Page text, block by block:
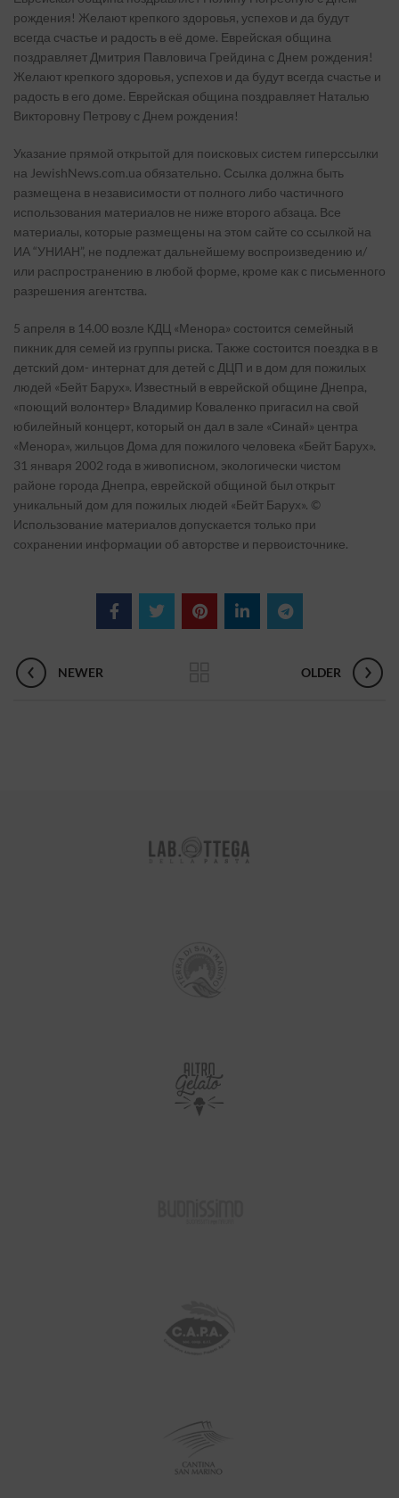
рождения! Желают крепкого здоровья, успехов и да будут
всегда счастье и радость в её доме. Еврейская община
поздравляет Дмитрия Павловича Грейдина с Днем рождения!
Желают крепкого здоровья, успехов и да будут всегда счастье и
радость в его доме. Еврейская община поздравляет Наталью
Викторовну Петрову с Днем рождения!
Указание прямой открытой для поисковых систем гиперссылки
на JewishNews.com.ua обязательно. Ссылка должна быть
размещена в независимости от полного либо частичного
использования материалов не ниже второго абзаца. Все
материалы, которые размещены на этом сайте со ссылкой на
ИА “УНИАН”, не подлежат дальнейшему воспроизведению и/
или распространению в любой форме, кроме как с письменного
разрешения агентства.
5 апреля в 14.00 возле КДЦ «Менора» состоится семейный
пикник для семей из группы риска. Также состоится поездка в в
детский дом- интернат для детей с ДЦП и в дом для пожилых
людей «Бейт Барух». Известный в еврейской общине Днепра,
«поющий волонтер» Владимир Коваленко пригасил на свой
юбилейный концерт, который он дал в зале «Синай» центра
«Менора», жильцов Дома для пожилого человека «Бейт Барух».
31 января 2002 года в живописном, экологически чистом
районе города Днепра, еврейской общиной был открыт
уникальный дом для пожилых людей «Бейт Барух». ©
Использование материалов допускается только при
сохранении информации об авторстве и первоисточнике.
NEWER OLDER